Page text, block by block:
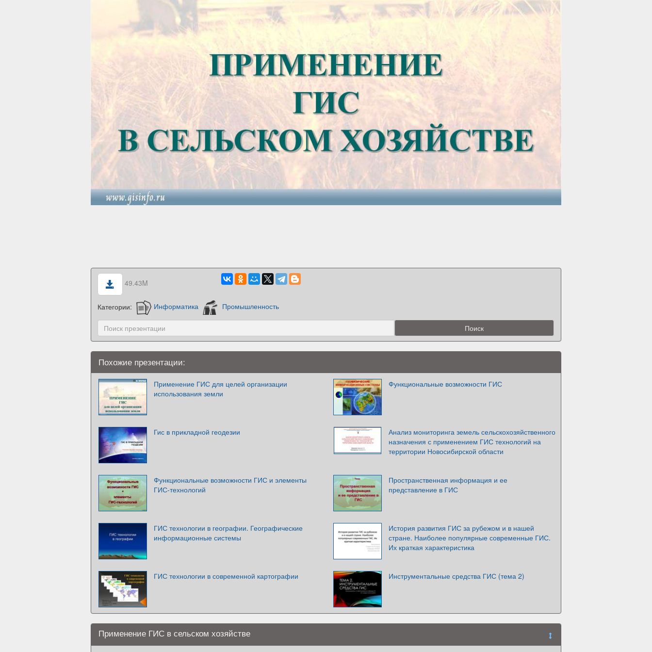
49.43M
Категории: Информатика Промышленность
Похожие презентации:
Применение ГИС для целей организации
использования земли
Функциональные возможности ГИС
Гис в прикладной геодезии
Анализ мониторинга земель сельскохозяйственного
назначения с применением ГИС технологий на
территории Новосибирской области
Функциональные возможности ГИС и элементы
ГИС-технологий
Пространственная информация и ее
представление в ГИС
ГИС технологии в географии. Географические
информационные системы
История развития ГИС за рубежом и в нашей
стране. Наиболее популярные современные ГИС.
Их краткая характеристика
ГИС технологии в современной картографии Инструментальные средства ГИС (тема 2)
Применение ГИС в сельском хозяйстве